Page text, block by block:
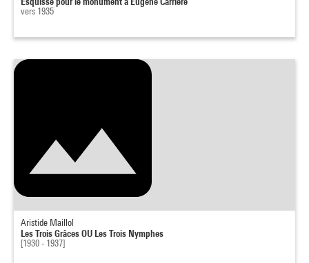
vers 1935
Aristide Maillol
Les Trois Grâces OU Les Trois Nymphes
[1930 - 1937]